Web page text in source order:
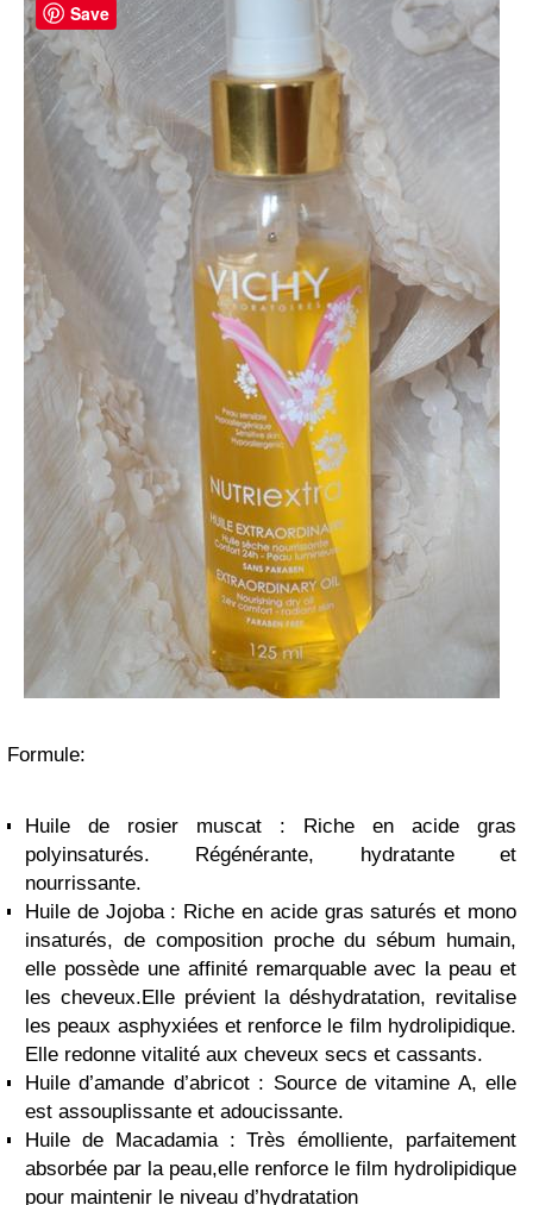
Formule:
Huile de rosier muscat : Riche en acide gras
polyinsaturés. Régénérante, hydratante et
nourrissante.
Huile de Jojoba : Riche en acide gras saturés et mono
insaturés, de composition proche du sébum humain,
elle possède une affinité remarquable avec la peau et
les cheveux.Elle prévient la déshydratation, revitalise
les peaux asphyxiées et renforce le film hydrolipidique.
Elle redonne vitalité aux cheveux secs et cassants.
Huile d’amande d’abricot : Source de vitamine A, elle
est assouplissante et adoucissante.
Huile de Macadamia : Très émolliente, parfaitement
absorbée par la peau,elle renforce le film hydrolipidique
pour maintenir le niveau d’hydratation
Save